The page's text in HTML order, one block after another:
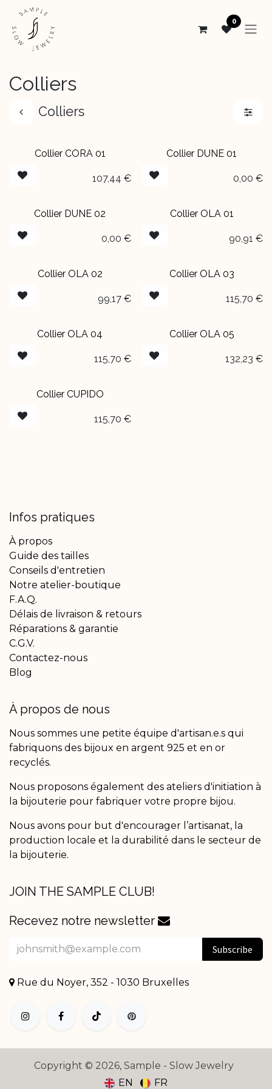
Se rendre au contenu
0
Colliers
Colliers
NOUVEAU
Collier CORA 01​
107,44 €
EN BOUTIQUE
Collier DUNE 01
0,00 €
EN BOUTIQUE
Collier DUNE 02
0,00 €
Collier OLA 01
90,91 €
Collier OLA 02
99,17€
Collier OLA 03
115,70 €
Collier OLA 04
115,70 €
Collier OLA 05
132,23 €
Collier CUPIDO
115,70 €
Infos pratiques
À propos
Guide des tailles
Conseils d'entretien
Notre atelier-boutique
F.A.Q.
Délais de livraison & retours
Réparations & garantie
C.G.V.
Contactez-nous
Blog
À propos de nous
Nous sommes une petite équipe d'artisan.e.s qui
fabriquons des bijoux en argent 925 et en or
recyclés.
Nous proposons également des ateliers d'initiation à
la bijouterie pour fabriquer votre propre bijou.
Nous avons pour but d'encourager l’artisanat, la
production locale et la durabilité dans le secteur de
la bijouterie.
JOIN THE SAMPLE CLUB!
Recevez notre newsletter
Subscribe
Rue du Noyer, 352 - 1030 Bruxelles
Copyright © 2026, Sample - Slow Jewelry
EN
FR